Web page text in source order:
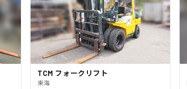
TCM フォークリフト
東海